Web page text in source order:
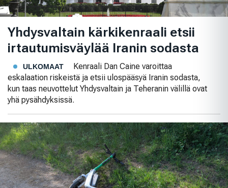
Yhdysvaltain kärkikenraali etsii
irtautumisväylää Iranin sodasta
ULKOMAAT
Kenraali Dan Caine varoittaa
eskalaation riskeistä ja etsii ulospääsyä Iranin sodasta,
kun taas neuvottelut Yhdysvaltain ja Teheranin välillä ovat
yhä pysähdyksissä.